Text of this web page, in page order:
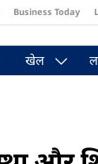
Business Today
खेल